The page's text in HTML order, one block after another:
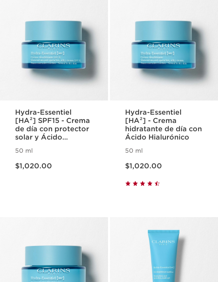
Hydra-Essentiel
[HA²] SPF15 - Crema
de día con protector
solar y Ácido
50 ml
$1,020.00
Hydra-Essentiel
[HA²] - Crema
hidratante de día con
Ácido Hialurónico
50 ml
$1,020.00